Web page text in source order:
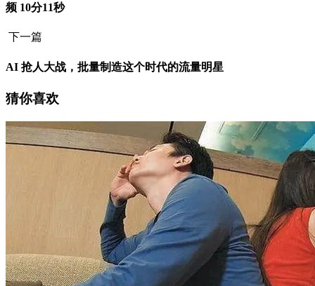
频 10分11秒
下一篇
AI 抢人大战，批量制造这个时代的流量明星
猜你喜欢